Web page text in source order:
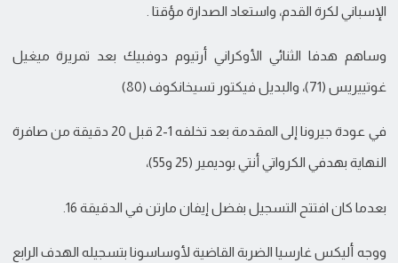
الإسباني لكرة القدم، واستعاد الصدارة مؤقتا .
وساهم هدفا الثنائي الأوكراني أرتيوم دوفبيك بعد تمريرة ميغيل
غوتييريس (71)، والبديل فيكتور تسيخانكوف (80)
في عودة جيرونا إلى المقدمة بعد تخلفه 1-2 قبل 20 دقيقة من صافرة
النهاية بهدفي الكرواتي أنتي بوديمير (25 و55)،
بعدما كان افتتح التسجيل بفضل إيفان مارتن في الدقيقة 16.
ووجه أليكس غارسيا الضربة القاضية لأوساسونا بتسجيله الهدف الرابع